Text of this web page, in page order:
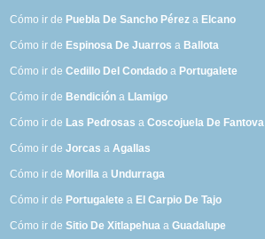
Cómo ir de Puebla De Sancho Pérez a Elcano
Cómo ir de Espinosa De Juarros a Ballota
Cómo ir deCedillo Del Condado a Portugalete
Cómo ir de Bendición a Llamigo
Cómo ir de Las Pedrosas aCoscojuela De Fantova
Cómo ir deJorcas aAgallas
Cómo ir de Morilla aUndurraga
Cómo ir de Portugalete a El Carpio De Tajo
Cómo ir deSitio De Xitlapehua aGuadalupe